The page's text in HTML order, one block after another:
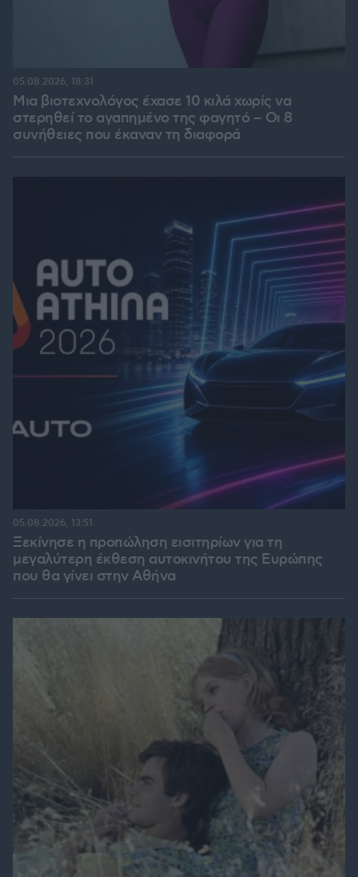
Μια βιοτεχνολόγος έχασε 10 κιλά χωρίς να
στερηθεί το αγαπημένο της φαγητό – Οι 8
συνήθειες που έκαναν τη διαφορά
05.08.2026, 18:31
Ξεκίνησε η προπώληση εισιτηρίων για τη
μεγαλύτερη έκθεση αυτοκινήτου της Ευρώπης
που θα γίνει στην Αθήνα
05.08.2026, 13:51